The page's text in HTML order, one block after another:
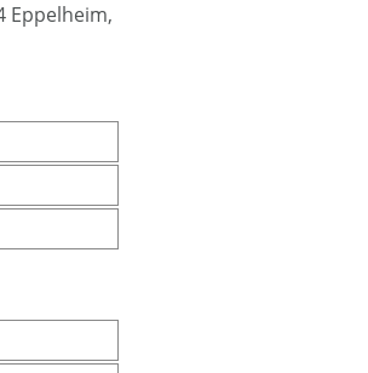
Eppelheim,